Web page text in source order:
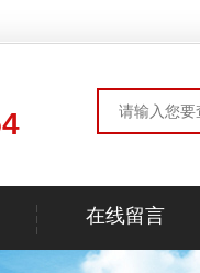
在线留言